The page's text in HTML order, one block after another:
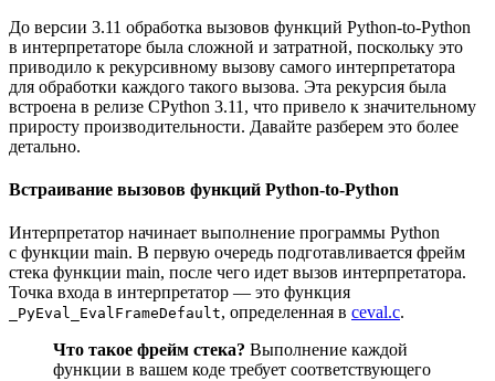
До версии 3.11 обработка вызовов функций Python‑to‑Python
в интерпретаторе была сложной и затратной, поскольку это
приводило к рекурсивному вызову самого интерпретатора
для обработки каждого такого вызова. Эта рекурсия была
встроена в релизе CPython 3.11, что привело к значительному
приросту производительности. Давайте разберем это более
детально.
Встраивание вызовов функций Python-to-Python
Интерпретатор начинает выполнение программы Python
с функции main. В первую очередь подготавливается фрейм
стека функции main, после чего идет вызов интерпретатора.
Точка входа в интерпретатор — это функция
_PyEval_EvalFrameDefault, определенная в ceval.c.
Что такое фрейм стека? Выполнение каждой
функции в вашем коде требует соответствующего